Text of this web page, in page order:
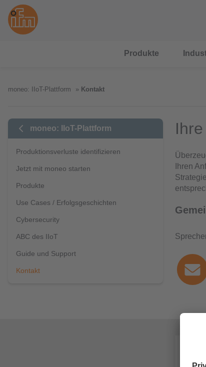
Produkte
moneo: IIoT-Plattform Kontakt
moneo: IIoT-Plattform
Produktionsverluste identifizieren
Jetzt mit moneo starten
Produkte
Use Cases / Erfolgsgeschichten
Cybersecurity
ABC des IIoT
Guide und Support
Kontakt
Ihren